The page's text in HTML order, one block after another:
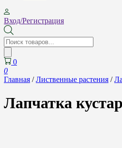
Вход/Регистрация
Поиск
товаров
0
0
Главная /Лиственные растения /
Лапчатка